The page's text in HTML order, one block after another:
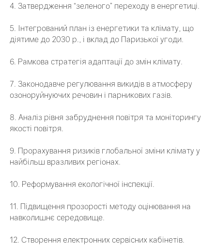
4. Затвердження “зеленого” переходу в енергетиці.
5. Інтегрований план із енергетики та клімату, що
діятиме до 2030 р., і вклад до Паризької угоди.
6. Рамкова стратегія адаптації до змін клімату.
7. Законодавче регулювання викидів в атмосферу
озоноруйнуючих речовин і парникових газів.
8. Аналіз рівня забруднення повітря та моніторингу
якості повітря.
9. Прорахування ризиків глобальної зміни клімату у
найбільш вразливих регіонах.
10. Реформування екологічної інспекції.
11. Підвищення прозорості методу оцінювання на
навколишнє середовище.
12. Створення електронних сервісних кабінетів.